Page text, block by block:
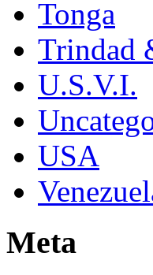
Tonga
Trindad
U.S.V.I.
USA
Meta